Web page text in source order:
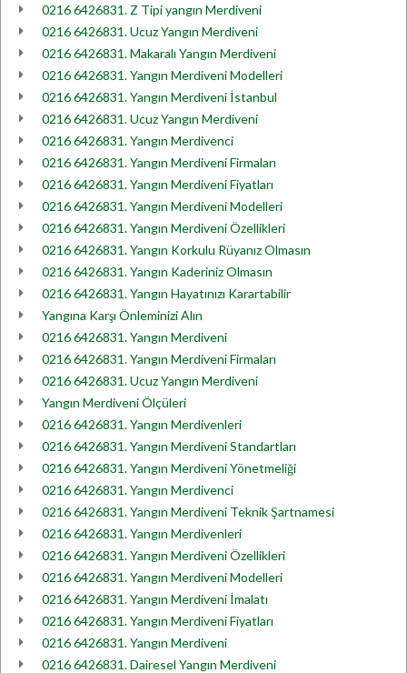
0216 6426831. Z Tipi yangın Merdiveni
0216 6426831. Ucuz Yangın Merdiveni
0216 6426831. Makaralı Yangın Merdiveni
0216 6426831. Yangın Merdiveni Modelleri
0216 6426831. Yangın Merdiveni İstanbul
0216 6426831. Ucuz Yangın Merdiveni
0216 6426831. Yangın Merdivenci
0216 6426831. Yangın Merdiveni Firmaları
0216 6426831. Yangın Merdiveni Fiyatları
0216 6426831. Yangın Merdiveni Modelleri
0216 6426831. Yangın Merdiveni Özellikleri
0216 6426831. Yangın Korkulu Rüyanız Olmasın
0216 6426831. Yangın Kaderiniz Olmasın
0216 6426831. Yangın Hayatınızı Karartabilir
Yangına Karşı Önleminizi Alın
0216 6426831. Yangın Merdiveni
0216 6426831. Yangın Merdiveni Firmaları
0216 6426831. Ucuz Yangın Merdiveni
Yangın Merdiveni Ölçüleri
0216 6426831. Yangın Merdivenleri
0216 6426831. Yangın Merdiveni Standartları
0216 6426831. Yangın Merdiveni Yönetmeliği
0216 6426831. Yangın Merdivenci
0216 6426831. Yangın Merdiveni Teknik Şartnamesi
0216 6426831. Yangın Merdivenleri
0216 6426831. Yangın Merdiveni Özellikleri
0216 6426831. Yangın Merdiveni Modelleri
0216 6426831. Yangın Merdiveni İmalatı
0216 6426831. Yangın Merdiveni Fiyatları
0216 6426831. Yangın Merdiveni
0216 6426831. Dairesel Yangın Merdiveni